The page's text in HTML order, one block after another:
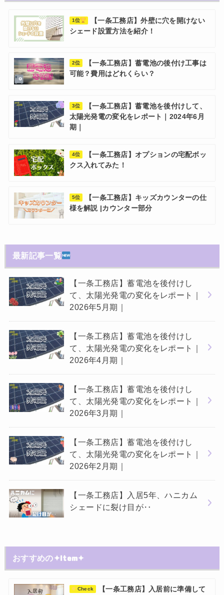
1位
【一条工務店】外壁に穴を開けない
シェード設置方法を紹介！
2位
【一条工務店】蓄電池の後付け工事は
可能？費用はどれくらい？
3位
【一条工務店】蓄電池を後付けして、
太陽光発電の変化をレポート｜2024年6月
期｜
4位
【一条工務店】オプションの宅配ボッ
クス入れてみた！
5位
【一条工務店】キッズカウンターの仕
様を解説 |カウンター部分
最新記事一覧
【一条工務店】蓄電池を後付けし
て、太陽光発電の変化をレポート｜
2026年5月期｜
【一条工務店】蓄電池を後付けし
て、太陽光発電の変化をレポート｜
2026年4月期｜
【一条工務店】蓄電池を後付けし
て、太陽光発電の変化をレポート｜
2026年3月期｜
【一条工務店】蓄電池を後付けし
て、太陽光発電の変化をレポート｜
2026年2月期｜
【一条工務店】入居5年、ハニカム
シェードに裂け目が‥
おすすめの✦Item✦
Check
【一条工務店】入居前に準備して